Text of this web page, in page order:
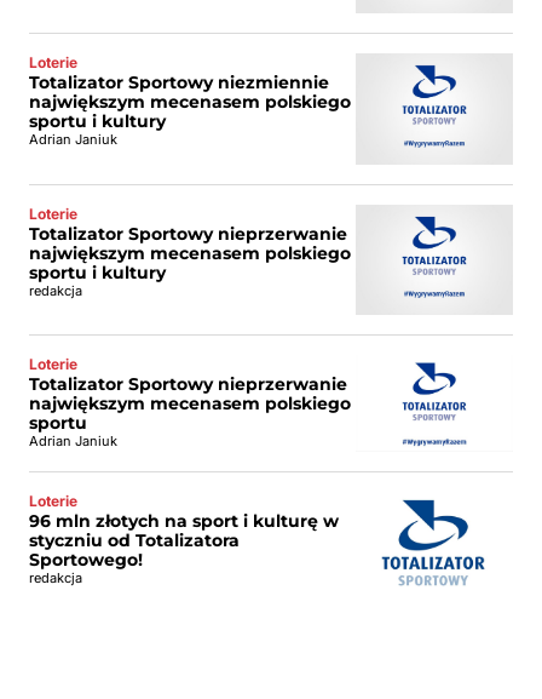
Loterie
Totalizator Sportowy niezmiennie
największym mecenasem polskiego
sportu i kultury
Adrian Janiuk
Loterie
Totalizator Sportowy nieprzerwanie
największym mecenasem polskiego
sportu i kultury
redakcja
Loterie
Totalizator Sportowy nieprzerwanie
największym mecenasem polskiego
sportu
Adrian Janiuk
Loterie
96 mln złotych na sport i kulturę w
styczniu od Totalizatora
Sportowego!
redakcja